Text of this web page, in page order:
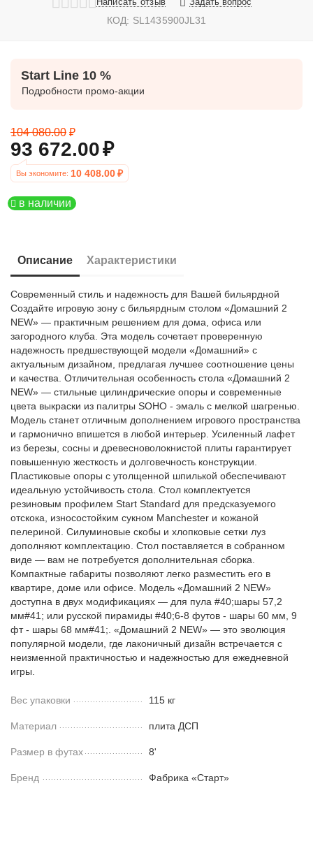
КОД: SL1435900JL31
Start Line 10 %
Подробности промо-акции
104 080.00 ₽
93 672.00₽
Вы экономите: 10 408.00 ₽
в наличии
Описание Характеристики
Современный стиль и надежность для Вашей бильярдной
Создайте игровую зону с бильярдным столом «Домашний 2
NEW» — практичным решением для дома, офиса или
загородного клуба. Эта модель сочетает проверенную
надежность предшествующей модели «Домашний» с
актуальным дизайном, предлагая лучшее соотношение цены
и качества. Отличительная особенность стола «Домашний 2
NEW» — стильные цилиндрические опоры и современные
цвета выкраски из палитры SOHO - эмаль с мелкой шагренью.
Модель станет отличным дополнением игрового пространства
и гармонично впишется в любой интерьер. Усиленный лафет
из березы, сосны и древесноволокнистой плиты гарантирует
повышенную жесткость и долговечность конструкции.
Пластиковые опоры с утолщенной шпилькой обеспечивают
идеальную устойчивость стола. Стол комплектуется
резиновым профилем Start Standard для предсказуемого
отскока, износостойким сукном Manchester и кожаной
пелериной. Силуминовые скобы и хлопковые сетки луз
дополняют комплектацию. Стол поставляется в собранном
виде — вам не потребуется дополнительная сборка.
Компактные габариты позволяют легко разместить его в
квартире, доме или офисе. Модель «Домашний 2 NEW»
доступна в двух модификациях — для пула #40;шары 57,2
мм#41; или русской пирамиды #40;6-8 футов - шары 60 мм, 9
фт - шары 68 мм#41;. «Домашний 2 NEW» — это эволюция
популярной модели, где лаконичный дизайн встречается с
неизменной практичностью и надежностью для ежедневной
игры.
Вес упаковки 115 кг
Материал плита ДСП
Размер в футах 8'
Бренд Фабрика «Старт»